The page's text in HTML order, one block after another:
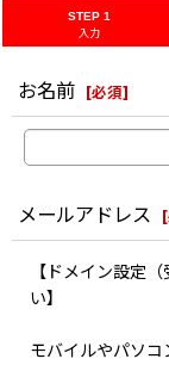
STEP 1
入力
お名前 [必須]
メールアドレス [
【ドメイン設定
い】
モバイルやパソ